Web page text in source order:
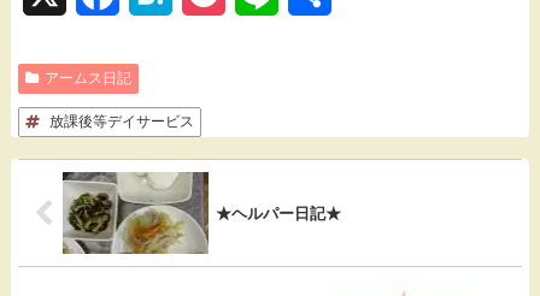
c
e
b
o
o
e
n
a
e
t
アームス日記
放課後等デイサービス
★ヘルパー日記★